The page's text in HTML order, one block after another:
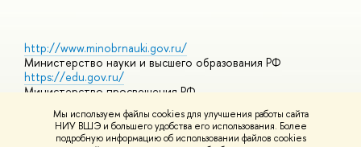
Мы используем файлы cookies для улучшения работы сайта
НИУ ВШЭ и большего удобства его использования. Более
подробную информацию об использовании файлов cookies
http://www.minobrnauki.gov.ru/
Министерство науки и высшего образования РФ
https://edu.gov.ru/
Министерство просвещения РФ
https://elearning.hse.ru/mooc
Массовые открытые онлайн-курсы